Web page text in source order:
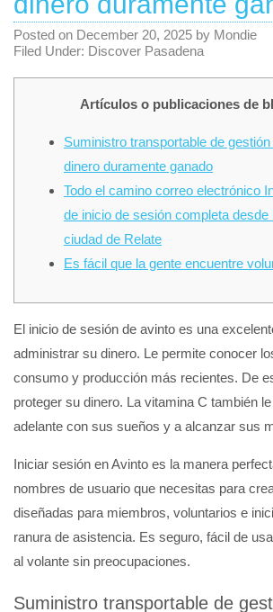
Posted on December 20, 2025 by Mondie
Filed Under: Discover Pasadena
Artículos o publicaciones de
Suministro transportable de
dinero duramente ganado
Todo el camino correo electrónico
de inicio de sesión completa desde
ciudad de Relate
Es fácil que la gente encuentre
El inicio de sesión de avinto es una
administrar su dinero. Le permite conocer
consumo y producción más recientes. De
proteger su dinero. La vitamina C también
adelante con sus sueños y a alcanzar sus
Iniciar sesión en Avinto es la manera
nombres de usuario que necesitas para
diseñadas para miembros, voluntarios e
ranura de asistencia. Es seguro, fácil de
al volante sin preocupaciones.
Suministro transportable de